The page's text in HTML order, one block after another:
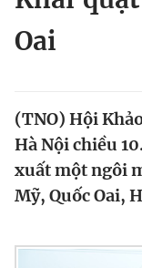
Chuyên mục
Tin thị trường
Tin đã lưu
Đăng xuất
Oai
(TNO) Hội
Hà Nội chiều
xuất một ngôi
Mỹ, Quốc Oai,